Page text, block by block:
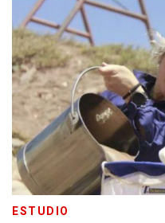
ESTUDIO